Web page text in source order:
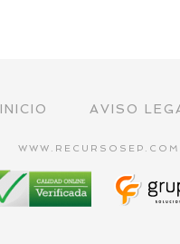
INICIO AVISO